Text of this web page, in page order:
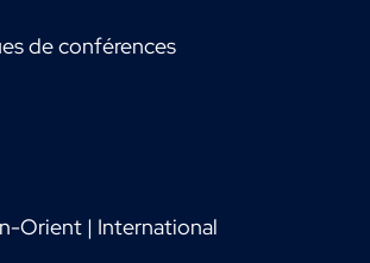
de conférences
Orient | International